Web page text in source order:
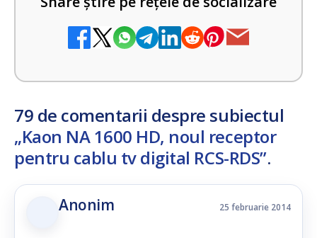
79 de comentarii despre subiectul
„Kaon NA 1600 HD, noul receptor
pentru cablu tv digital RCS-RDS”.
Anonim 25 februarie 2014